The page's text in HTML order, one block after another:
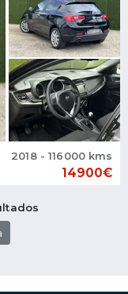
2018 - 116000 kms
14900€